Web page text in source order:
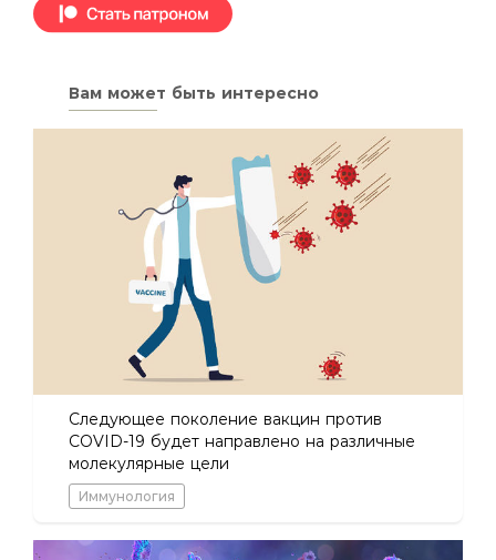
Вам может быть интересно
Следующее поколение вакцин против
COVID-19 будет направлено на различные
молекулярные цели
Иммунология